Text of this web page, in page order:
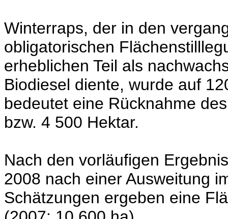
Winterraps, der in den
obligatorischen
erheblichen Teil als
Biodiesel diente, wurde auf
bedeutet eine Rücknahme
bzw. 4 500 Hektar.
Nach den vorläufigen
2008 nach einer Ausweitung
Schätzungen ergeben eine